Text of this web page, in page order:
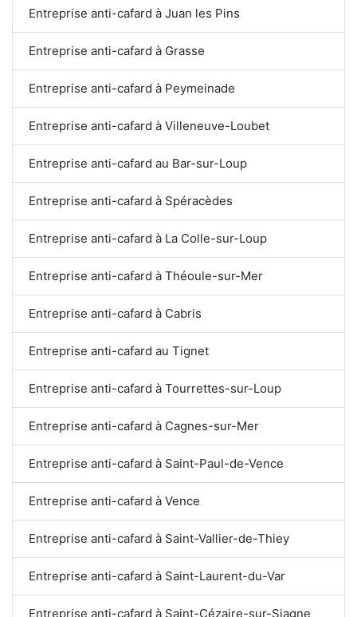
Entreprise anti-cafard à Juan les Pins
Entreprise anti-cafard à Grasse
Entreprise anti-cafard à Peymeinade
Entreprise anti-cafard à Villeneuve-Loubet
Entreprise anti-cafard au Bar-sur-Loup
Entreprise anti-cafard à Spéracèdes
Entreprise anti-cafard à La Colle-sur-Loup
Entreprise anti-cafard à Théoule-sur-Mer
Entreprise anti-cafard à Cabris
Entreprise anti-cafard au Tignet
Entreprise anti-cafard à Tourrettes-sur-Loup
Entreprise anti-cafard à Cagnes-sur-Mer
Entreprise anti-cafard à Saint-Paul-de-Vence
Entreprise anti-cafard à Vence
Entreprise anti-cafard à Saint-Vallier-de-Thiey
Entreprise anti-cafard à Saint-Laurent-du-Var
Entreprise anti-cafard à Saint-Cézaire-sur-Siagne